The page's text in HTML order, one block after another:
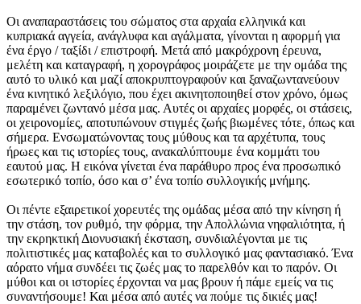
Οι αναπαραστάσεις του σώματος στα αρχαία ελληνικά και
κυπριακά αγγεία, ανάγλυφα και αγάλματα, γίνονται η αφορμή για
ένα έργο / ταξίδι / επιστροφή. Μετά από μακρόχρονη έρευνα,
μελέτη και καταγραφή, η χορογράφος μοιράζετε με την ομάδα της
αυτό το υλικό και μαζί αποκρυπτογραφούν και ξαναζωντανεύουν
ένα κινητικό λεξιλόγιο, που έχει ακινητοποιηθεί στον χρόνο, όμως
παραμένει ζωντανό μέσα μας. Αυτές οι αρχαίες μορφές, οι στάσεις,
οι χειρονομίες, αποτυπώνουν στιγμές ζωής βιωμένες τότε, όπως και
σήμερα. Ενσωματώνοντας τους μύθους και τα αρχέτυπα, τους
ήρωες και τις ιστορίες τους, ανακαλύπτουμε ένα κομμάτι του
εαυτού μας. Η εικόνα γίνεται ένα παράθυρο προς ένα προσωπικό
εσωτερικό τοπίο, όσο και σ’ ένα τοπίο συλλογικής μνήμης.
Οι πέντε εξαιρετικοί χορευτές της ομάδας μέσα από την κίνηση ή
την στάση, τον ρυθμό, την φόρμα, την Απολλώνια νηφαλιότητα, ή
την εκρηκτική Διονυσιακή έκσταση, συνδιαλέγονται με τις
πολιτιστικές μας καταβολές και το συλλογικό μας φαντασιακό. Ένα
αόρατο νήμα συνδέει τις ζωές μας το παρελθόν και το παρόν. Οι
μύθοι και οι ιστορίες έρχονται να μας βρουν ή πάμε εμείς να τις
συναντήσουμε! Και μέσα από αυτές να πούμε τις δικιές μας!